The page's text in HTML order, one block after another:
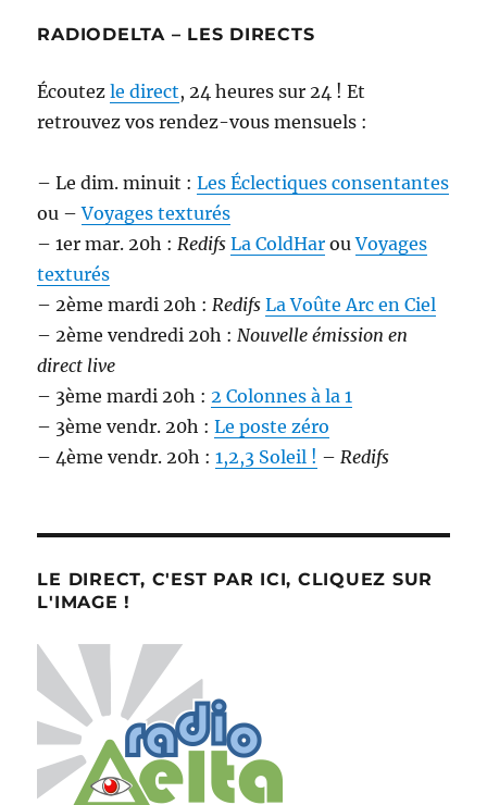
RADIODELTA – LES DIRECTS
Écoutezle direct, 24 heures sur 24 ! Et
retrouvez vos rendez-vous mensuels :
– Le dim. minuit :Les Éclectiques consentantes
ou –Voyages texturés
– 1er mar. 20h : Redifs La ColdHar ouVoyages
texturés
– 2ème mardi 20h : Redifs La Voûte Arc en Ciel
– 2ème vendredi 20h : Nouvelle émission en
direct live
– 3ème mardi 20h : 2 Colonnes à la 1
– 3ème vendr. 20h :Le poste zéro
– 4ème vendr. 20h :1,2,3 Soleil ! – Redifs
LE DIRECT, C'EST PAR ICI, CLIQUEZ SUR
L'IMAGE !